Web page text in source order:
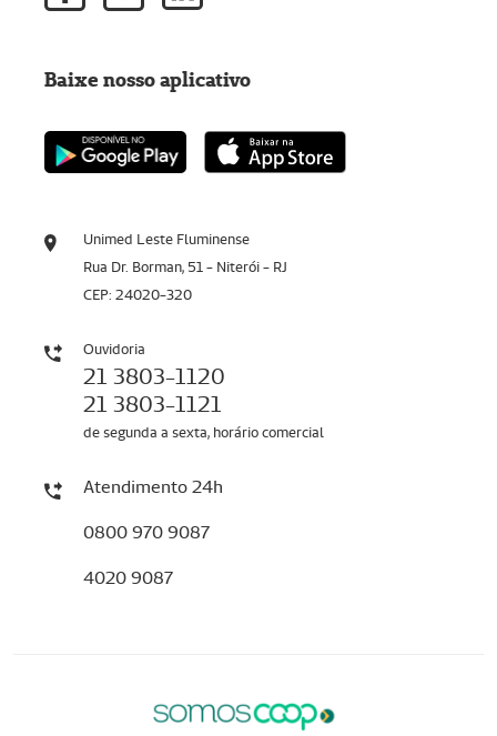
Unimed Leste Fluminense
Rua Dr. Borman, 51 - Niterói - RJ
CEP: 24020-320
Ouvidoria
21 3803-1120
21 3803-1121
de segunda a sexta, horário comercial
Atendimento 24h
0800 970 9087
4020 9087
Baixe nosso aplicativo